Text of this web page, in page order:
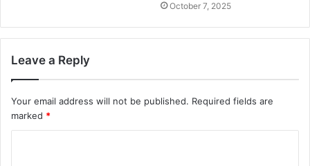
October 7, 2025
Leave a Reply
Your email address will not be published. Required fields are
marked *